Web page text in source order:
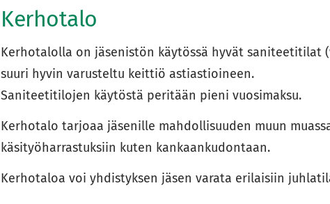
Kerhotalo
Kerhotalolla on jäsenistön käytössä hyvät saniteetitilat
suuri hyvin varusteltu keittiö astiastioineen.
Saniteetitilojen käytöstä peritään pieni vuosimaksu.
Kerhotalo tarjoaa jäsenille mahdollisuuden muun
käsityöharrastuksiin kuten kankaankudontaan.
Kerhotaloa voi yhdistyksen jäsen varata erilaisiin